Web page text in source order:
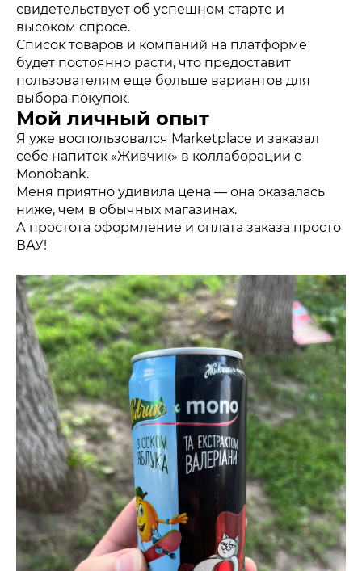
свидетельствует об успешном старте и
высоком спросе.
Список товаров и компаний на платформе
будет постоянно расти, что предоставит
пользователям еще больше вариантов для
выбора покупок.
Мой личный опыт
Я уже воспользовался Marketplace и заказал
себе напиток «Живчик» в коллаборации с
Monobank.
Меня приятно удивила цена — она оказалась
ниже, чем в обычных магазинах.
А простота оформление и оплата заказа просто
ВАУ!